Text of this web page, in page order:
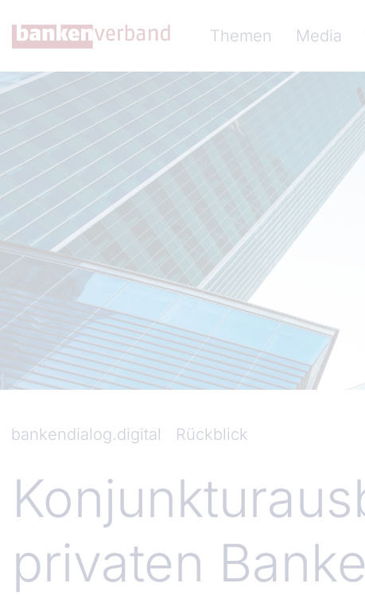
Themen
Media
bankendialog.digital Rückblick
privaten